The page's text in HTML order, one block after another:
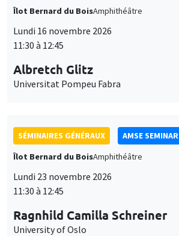
Îlot Bernard du BoisAmphithéâtre
Lundi 16 novembre 2026
11:30 à 12:45
Albretch Glitz
Universitat Pompeu Fabra
SÉMINAIRES GÉNÉRAUX
AMSE SEMINAR
Îlot Bernard du BoisAmphithéâtre
Lundi 23 novembre 2026
11:30 à 12:45
Ragnhild Camilla Schreiner
University of Oslo